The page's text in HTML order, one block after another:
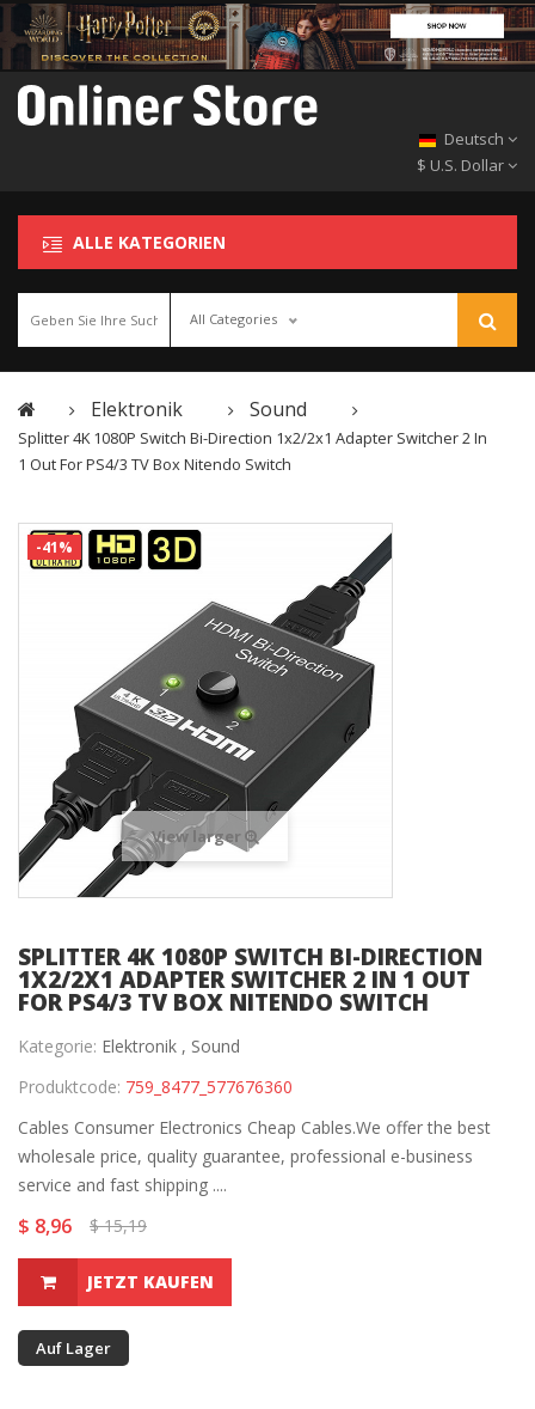
Deutsch
$ U.S. Dollar
ALLE KATEGORIEN
All Categories
Elektronik Sound
Splitter 4K 1080P Switch Bi-Direction 1x2/2x1 Adapter Switcher 2 In
1 Out For PS4/3 TV Box Nitendo Switch
-41%
View larger
SPLITTER 4K 1080P SWITCH BI-DIRECTION
1X2/2X1 ADAPTER SWITCHER 2 IN 1 OUT
FOR PS4/3 TV BOX NITENDO SWITCH
Kategorie: Elektronik , Sound
Produktcode: 759_8477_577676360
Cables Consumer Electronics Cheap Cables.We offer the best
wholesale price, quality guarantee, professional e-business
service and fast shipping ....
$ 8,96 $ 15,19
JETZT KAUFEN
Auf Lager